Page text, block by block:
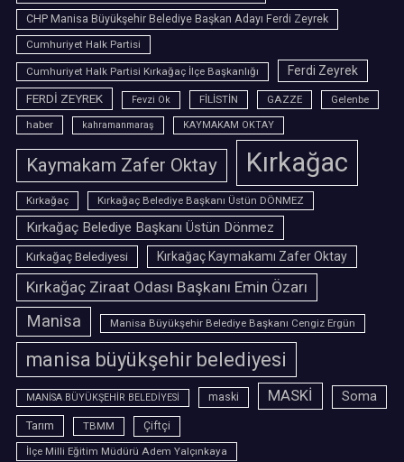
CHP Manisa Büyükşehir Belediye Başkan Adayı Ferdi Zeyrek
Cumhuriyet Halk Partisi
Cumhuriyet Halk Partisi Kırkağaç İlçe Başkanlığı
Ferdi Zeyrek
FERDİ ZEYREK
Fevzi Ok FİLİSTİN GAZZE
Gelenbe
haber
kahramanmaraş KAYMAKAM OKTAY
Kaymakam Zafer Oktay Kırkağac
Kırkağaç Kırkağaç Belediye Başkanı Üstün DÖNMEZ
Kırkağaç Belediye Başkanı Üstün Dönmez
Kırkağaç Belediyesi Kırkağaç Kaymakamı Zafer Oktay
Kırkağaç Ziraat Odası Başkanı Emin Özarı
Manisa Manisa Büyükşehir Belediye Başkanı Cengiz Ergün
manisa büyükşehir belediyesi
MANİSA BÜYÜKŞEHİR BELEDİYESİ maski MASKİ Soma
Tarım TBMM
Çiftçi
İlçe Milli Eğitim Müdürü Adem Yalçınkaya